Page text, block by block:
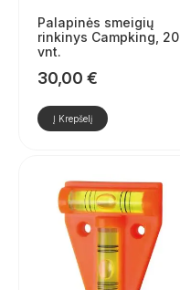
Palapinės smeigių
rinkinys Campking, 20
vnt.
30,00 €
Į Krepšelį